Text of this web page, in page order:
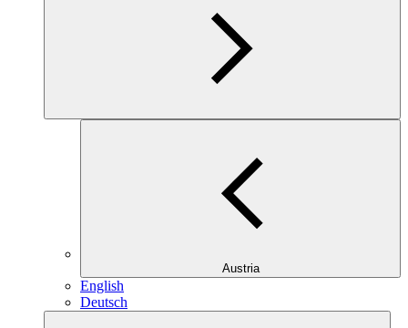
Austria
English
Deutsch